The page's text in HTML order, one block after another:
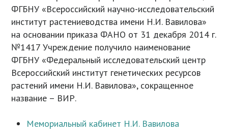
ФГБНУ «Всероссийский научно-исследовательский
институт растениеводства имени Н.И. Вавилова»
на основании приказа ФАНО от 31 декабря 2014 г.
№1417 Учреждение получило наименование
ФГБНУ «Федеральный исследовательский центр
Всероссийский институт генетических ресурсов
растений имени Н.И. Вавилова», сокращенное
название – ВИР.
Мемориальный кабинет Н.И. Вавилова